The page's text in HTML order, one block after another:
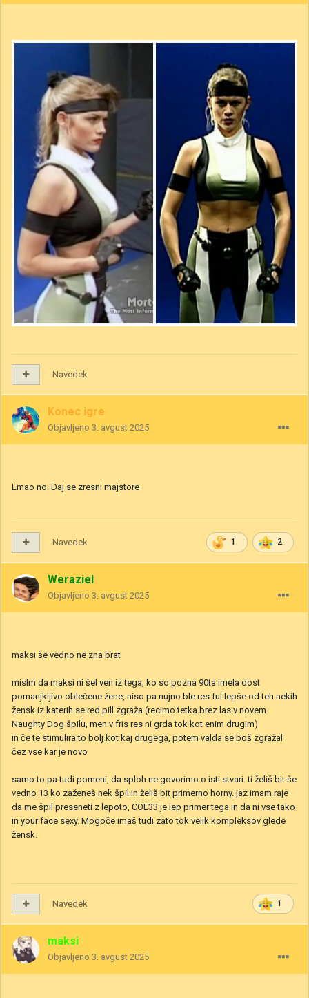
Navedek
Konec igre
Objavljeno 3. avgust 2025
Lmao no. Daj se zresni majstore
1 2
Navedek
Weraziel
Objavljeno 3. avgust 2025
maksi še vedno ne zna brat
mislm da maksi ni šel ven iz tega, ko so pozna 90ta imela dost
pomanjkljivo oblečene žene, niso pa nujno ble res ful lepše od teh nekih
žensk iz katerih se red pill zgraža (recimo tetka brez las v novem
Naughty Dog špilu, men v fris res ni grda tok kot enim drugim)
in če te stimulira to bolj kot kaj drugega, potem valda se boš zgražal
čez vse kar je novo
samo to pa tudi pomeni, da sploh ne govorimo o isti stvari. ti želiš bit še
vedno 13 ko zaženeš nek špil in želiš bit primerno horny. jaz imam raje
da me špil preseneti z lepoto, COE33 je lep primer tega in da ni vse tako
in your face sexy. Mogoče imaš tudi zato tok velik kompleksov glede
žensk.
1
Navedek
maksi
Objavljeno 3. avgust 2025